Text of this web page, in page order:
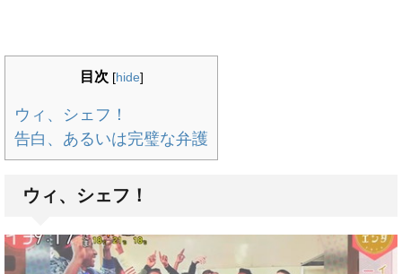
目次 [hide]
ウィ、シェフ！
告白、あるいは完璧な弁護
ウィ、シェフ！